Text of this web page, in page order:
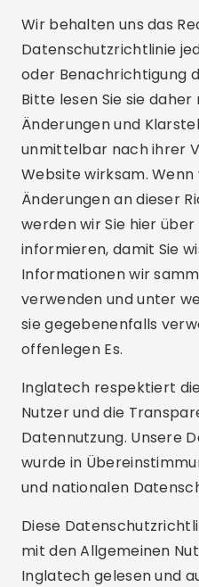
Wir behalten uns das
Datenschutzrichtlinie
oder Benachrichtigung
Bitte lesen Sie sie
Änderungen und
unmittelbar nach ihrer
Website wirksam.
Änderungen an dieser
werden wir Sie hier
informieren, damit Sie
Informationen wir
verwenden und unter
sie gegebenenfalls
offenlegen Es.
Inglatech respektiert
Nutzer und die
Datennutzung. Unsere
wurde in
und nationalen
Diese
mit den Allgemeinen
Inglatech gelesen und